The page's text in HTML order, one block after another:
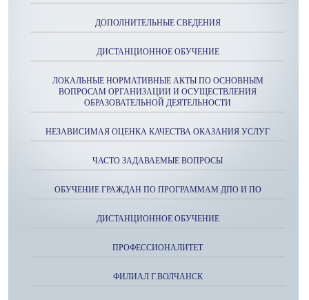
ДОПОЛНИТЕЛЬНЫЕ СВЕДЕНИЯ
ДИСТАНЦИОННОЕ ОБУЧЕНИЕ
ЛОКАЛЬНЫЕ НОРМАТИВНЫЕ АКТЫ ПО ОСНОВНЫМ
ВОПРОСАМ ОРГАНИЗАЦИИ И ОСУЩЕСТВЛЕНИЯ
ОБРАЗОВАТЕЛЬНОЙ ДЕЯТЕЛЬНОСТИ
НЕЗАВИСИМАЯ ОЦЕНКА КАЧЕСТВА ОКАЗАНИЯ УСЛУГ
ЧАСТО ЗАДАВАЕМЫЕ ВОПРОСЫ
ОБУЧЕНИЕ ГРАЖДАН ПО ПРОГРАММАМ ДПО И ПО
ДИСТАНЦИОННОЕ ОБУЧЕНИЕ
ПРОФЕССИОНАЛИТЕТ
ФИЛИАЛ Г.ВОЛЧАНСК